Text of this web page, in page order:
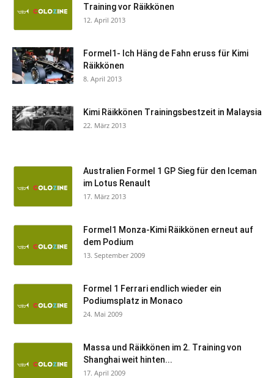
Training vor Räikkönen
12. April 2013
Formel1- Ich Häng de Fahn eruss für Kimi
Räikkönen
8. April 2013
Kimi Räikkönen Trainingsbestzeit in Malaysia
22. März 2013
Australien Formel 1 GP Sieg für den Iceman
im Lotus Renault
17. März 2013
Formel1 Monza-Kimi Räikkönen erneut auf
dem Podium
13. September 2009
Formel 1 Ferrari endlich wieder ein
Podiumsplatz in Monaco
24. Mai 2009
Massa und Räikkönen im 2. Training von
Shanghai weit hinten...
17. April 2009